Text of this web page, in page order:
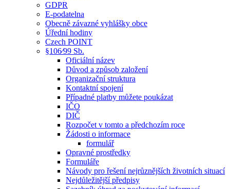
GDPR
E-podatelna
Obecně závazné vyhlášky obce
Úřední hodiny
Czech POINT
§106⁄99 Sb.
Oficiální název
Důvod a způsob založení
Organizační struktura
Kontaktní spojení
Případné platby můžete poukázat
IČO
DIČ
Rozpočet v tomto a předchozím roce
Žádosti o informace
formulář
Opravné prostředky
Formuláře
Návody pro řešení nejrůznějších životních situací
Nejdůležitější předpisy